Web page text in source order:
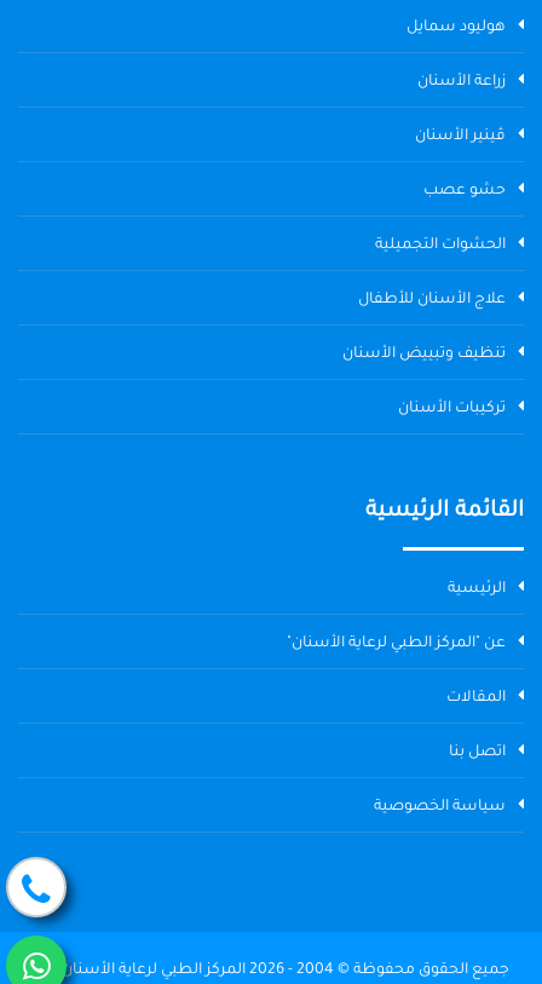
هوليود سمايل
زراعة الأسنان
ڤينير الأسنان
حشو عصب
الحشوات التجميلية
علاج الأسنان للأطفال
تنظيف وتبييض الأسنان
تركيبات الأسنان
القائمة الرئيسية
الرئيسية
عن "المركز الطبي لرعاية الأسنان"
المقالات
اتصل بنا
سياسة الخصوصية
جميع الحقوق محفوظة © 2004 - 2026 المركز الطبي لرعاية الأسنان The